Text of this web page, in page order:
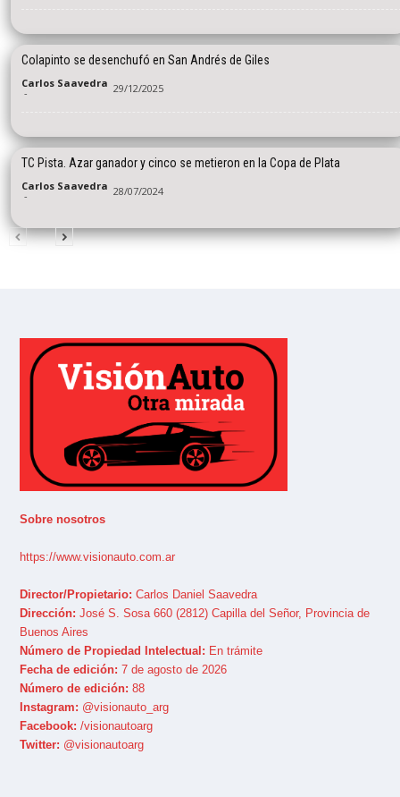
Colapinto se desenchufó en San Andrés de Giles
Carlos Saavedra
- 29/12/2025
TC Pista. Azar ganador y cinco se metieron en la Copa de Plata
Carlos Saavedra
- 28/07/2024
Sobre nosotros
https://www.visionauto.com.ar
Director/Propietario: Carlos Daniel Saavedra
Dirección: José S. Sosa 660 (2812) Capilla del Señor, Provincia de
Buenos Aires
Número de Propiedad Intelectual: En trámite
Fecha de edición: 7 de agosto de 2026
Número de edición: 88
Instagram: @visionauto_arg
Facebook: /visionautoarg
Twitter: @visionautoarg